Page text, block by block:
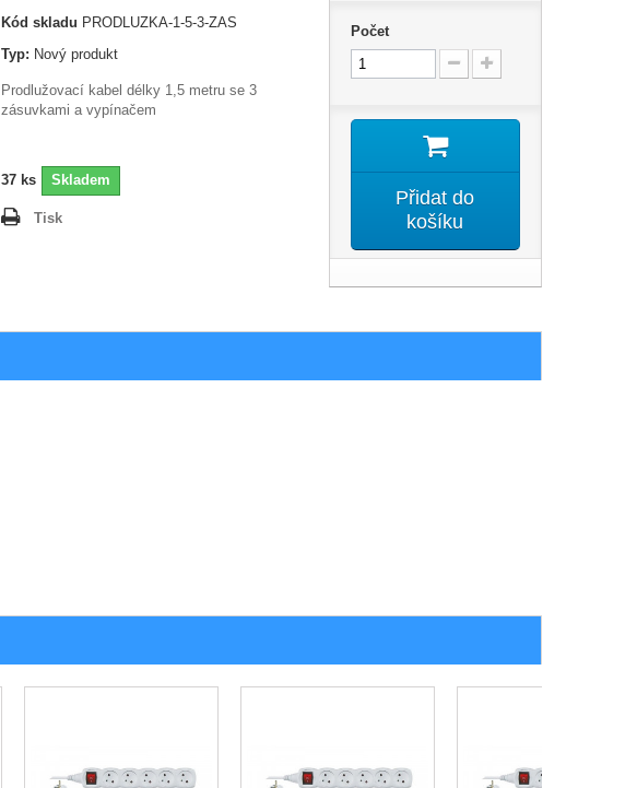
Kód skladu PRODLUZKA-1-5-3-ZAS
Typ: Nový produkt
Prodlužovací kabel délky 1,5 metru se 3
zásuvkami a vypínačem
37 ks Skladem
Tisk
Počet
Přidat do
košíku